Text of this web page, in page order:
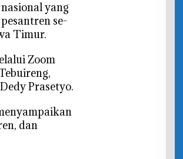
yang
se-
Timur.
Zoom
Prasetyo.
dan